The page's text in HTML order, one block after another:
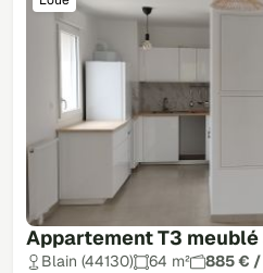
Appartement T3
Blain (44130) 64 m²
885 € /